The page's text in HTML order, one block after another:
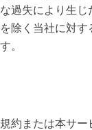
過失により生じ
除く当社に対
。
約または本サ